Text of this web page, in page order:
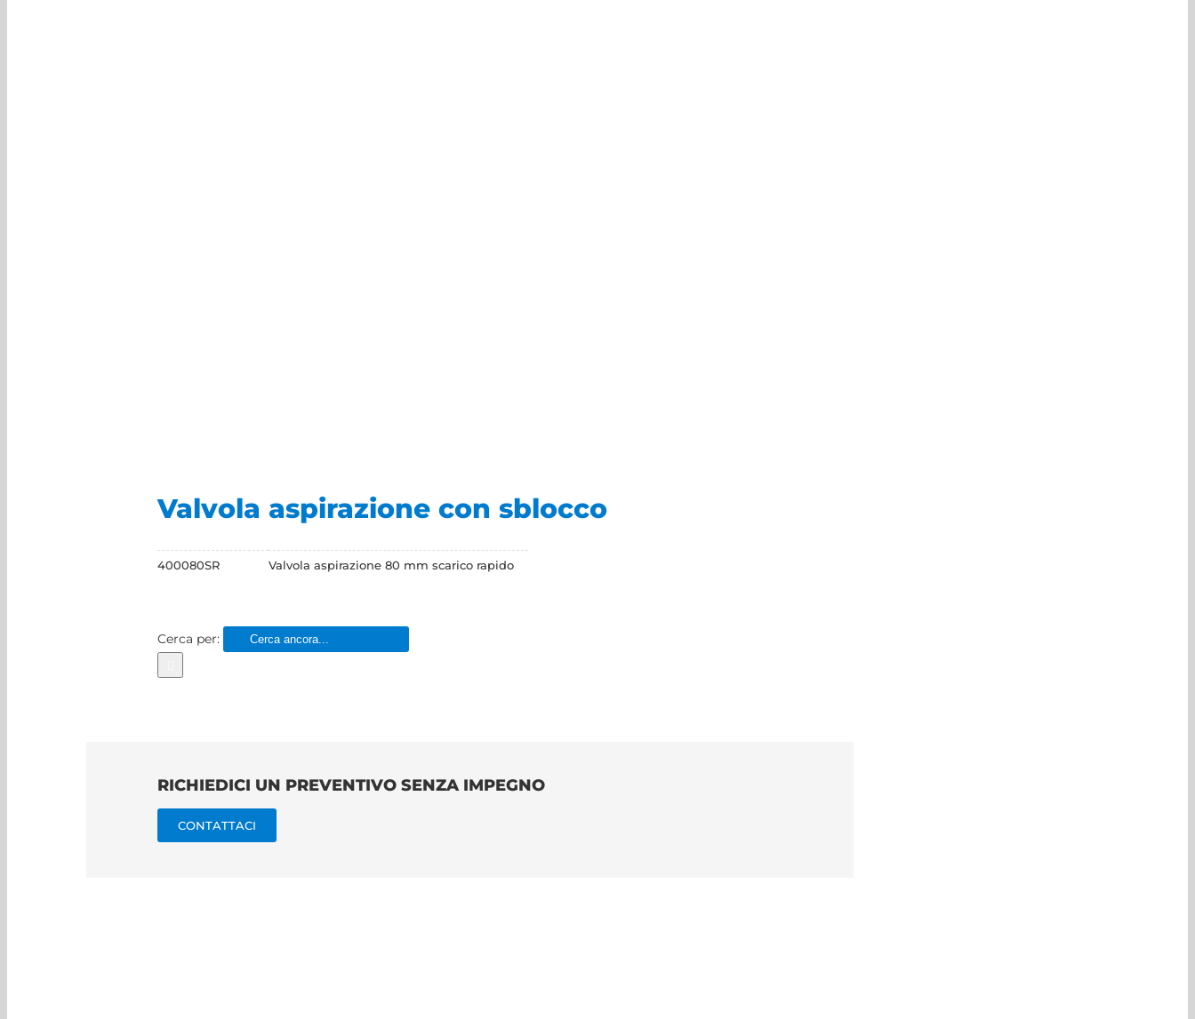
Valvola aspirazione con sblocco
400080SR Valvola aspirazione 80 mm scarico rapido
Cerca per:
RICHIEDICI UN PREVENTIVO SENZA IMPEGNO
CONTATTACI